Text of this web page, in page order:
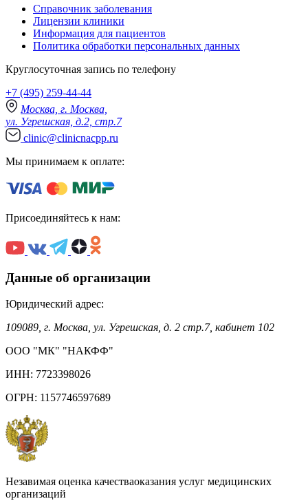
Справочник заболевания
Лицензии клиники
Информация для пациентов
Политика обработки персональных данных
Круглосуточная запись по телефону
+7 (495) 259-44-44
Москва, г. Москва,
ул. Угрешская, д.2, стр.7
clinic@clinicnacpp.ru
Мы принимаем к оплате:
Присоединяйтесь к нам:
Данные об организации
Юридический адрес:
109089, г. Москва, ул. Угрешская, д. 2 стр.7, кабинет 102
ООО "МК" "НАКФФ"
ИНН: 7723398026
ОГРН: 1157746597689
Незавимая оценка качестваоказания услуг медицинских
организаций